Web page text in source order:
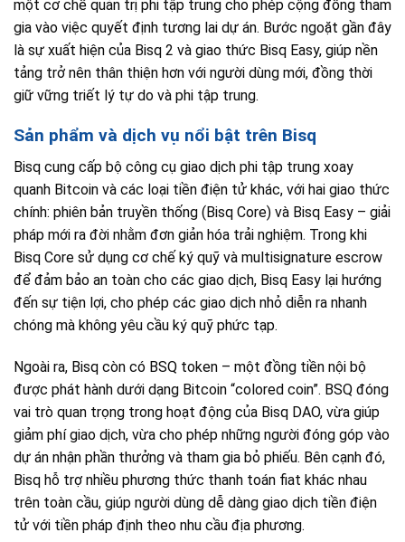
một cơ chế quản trị phi tập trung cho phép cộng đồng tham
gia vào việc quyết định tương lai dự án. Bước ngoặt gần đây
là sự xuất hiện của Bisq 2 và giao thức Bisq Easy, giúp nền
tảng trở nên thân thiện hơn với người dùng mới, đồng thời
giữ vững triết lý tự do và phi tập trung.
Sản phẩm và dịch vụ nổi bật trên Bisq
Bisq cung cấp bộ công cụ giao dịch phi tập trung xoay
quanh Bitcoin và các loại tiền điện tử khác, với hai giao thức
chính: phiên bản truyền thống (Bisq Core) và Bisq Easy – giải
pháp mới ra đời nhằm đơn giản hóa trải nghiệm. Trong khi
Bisq Core sử dụng cơ chế ký quỹ và multisignature escrow
để đảm bảo an toàn cho các giao dịch, Bisq Easy lại hướng
đến sự tiện lợi, cho phép các giao dịch nhỏ diễn ra nhanh
chóng mà không yêu cầu ký quỹ phức tạp.
Ngoài ra, Bisq còn có BSQ token – một đồng tiền nội bộ
được phát hành dưới dạng Bitcoin “colored coin”. BSQ đóng
vai trò quan trọng trong hoạt động của Bisq DAO, vừa giúp
giảm phí giao dịch, vừa cho phép những người đóng góp vào
dự án nhận phần thưởng và tham gia bỏ phiếu. Bên cạnh đó,
Bisq hỗ trợ nhiều phương thức thanh toán fiat khác nhau
trên toàn cầu, giúp người dùng dễ dàng giao dịch tiền điện
tử với tiền pháp định theo nhu cầu địa phương.